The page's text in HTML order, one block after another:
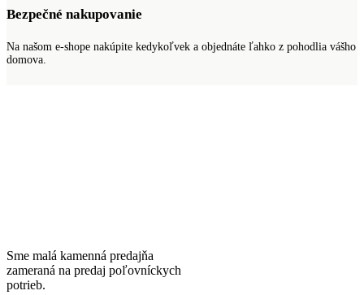
Bezpečné nakupovanie
Na našom e-shope nakúpite kedykoľvek a objednáte ľahko z pohodlia vášho
domova.
Sme malá kamenná predajňa
zameraná na predaj poľovníckych
potrieb.